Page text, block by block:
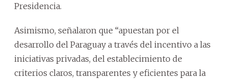
Presidencia.
Asimismo, señalaron que “apuestan por el
desarrollo del Paraguay a través del incentivo a las
iniciativas privadas, del establecimiento de
criterios claros, transparentes y eficientes para la